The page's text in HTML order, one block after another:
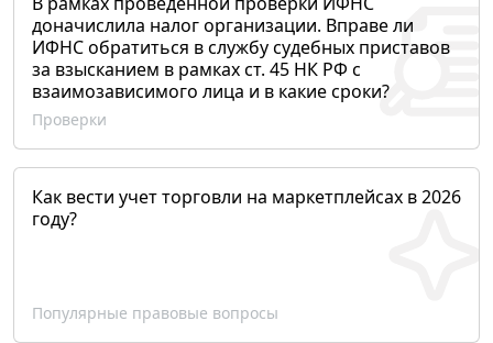
доначислила налог организации. Вправе ли
ИФНС обратиться в службу судебных приставов
за взысканием в рамках ст. 45 НК РФ с
взаимозависимого лица и в какие сроки?
Проверки
Как вести учет торговли на маркетплейсах в 2026
году?
Популярные правовые вопросы